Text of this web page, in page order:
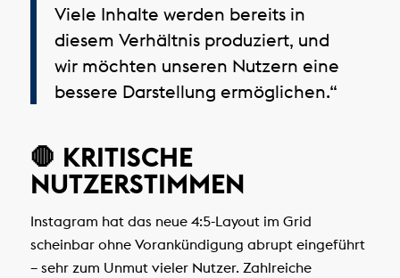
Viele Inhalte werden bereits in
diesem Verhältnis produziert, und
wir möchten unseren Nutzern eine
bessere Darstellung ermöglichen.“
🛑 KRITISCHE
NUTZERSTIMMEN
Instagram hat das neue 4:5-Layout im Grid
scheinbar ohne Vorankündigung abrupt eingeführt
– sehr zum Unmut vieler Nutzer. Zahlreiche